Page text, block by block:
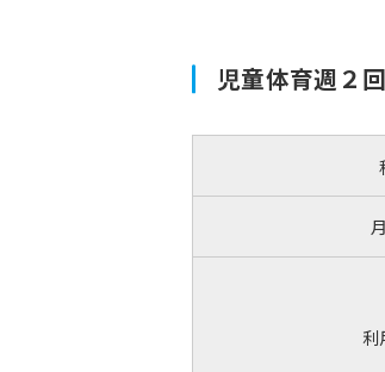
児童体育週２
利